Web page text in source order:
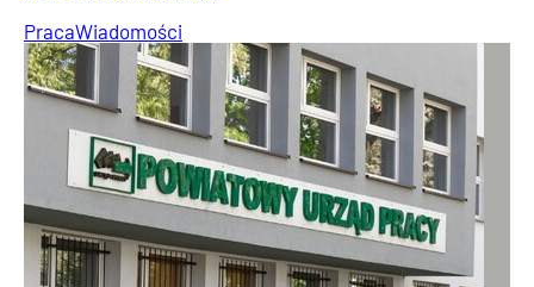
PracaWiadomości